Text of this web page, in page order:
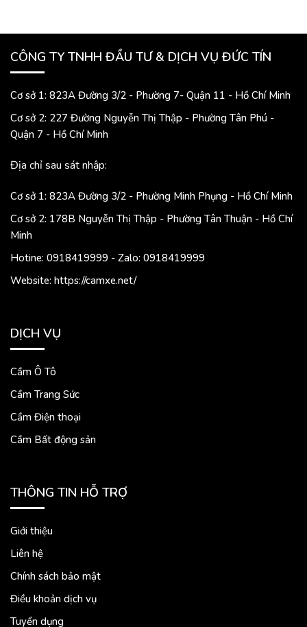
CÔNG TY TNHH ĐẦU TƯ & DỊCH VỤ ĐỨC TÍN
Cơ sở 1: 823A Đường 3/2 - Phường 7- Quận 11 - Hồ Chí Minh
Cơ sở 2: 227 Đường Nguyễn Thị Thập - Phường Tân Phú -
Quận 7 - Hồ Chí Minh
Địa chỉ sau sát nhập:
Cơ sở 1: 823A Đường 3/2 - Phường Minh Phụng - Hồ Chí Minh
Cơ sở 2: 178B Nguyễn Thị Thập - Phường Tân Thuận - Hồ Chí
Minh
Hotine: 0918419999 - Zalo: 0918419999
Website: https://camxe.net/
DỊCH VỤ
Cầm Ô Tô
Cầm Trang Sức
Cầm Điện thoại
Cầm Bất động sản
THÔNG TIN HỖ TRỢ
Giới thiệu
Liên hệ
Chính sách bảo mật
Điều khoản dịch vụ
Tuyển dụng